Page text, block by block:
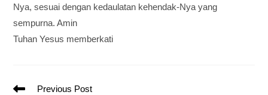
Nya, sesuai dengan kedaulatan kehendak-Nya yang
sempurna. Amin
Tuhan Yesus memberkati
Previous Post